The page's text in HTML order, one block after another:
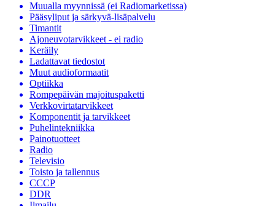
Muualla myynnissä (ei Radiomarketissa)
Pääsyliput ja särkyvä-lisäpalvelu
Timantit
Ajoneuvotarvikkeet - ei radio
Keräily
Ladattavat tiedostot
Muut audioformaatit
Optiikka
Rompepäivän majoituspaketti
Verkkovirtatarvikkeet
Komponentit ja tarvikkeet
Puhelintekniikka
Painotuotteet
Radio
Televisio
Toisto ja tallennus
CCCP
DDR